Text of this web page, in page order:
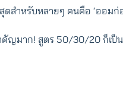
สำหรับหลายๆ คนคือ ‘ออมก่
คัญมาก! สูตร 50/30/20 ก็เป็